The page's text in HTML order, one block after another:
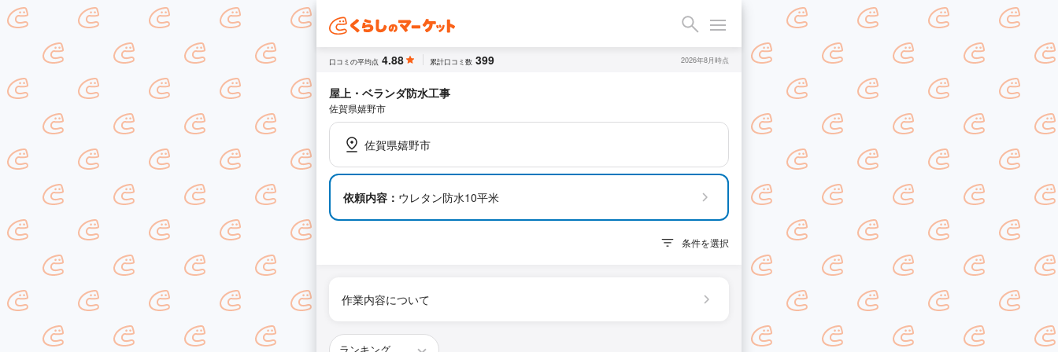
口コミの平均点 4.88 累計口コミ数 399 2026年8月時点
屋上・ベランダ防水工事
佐賀県嬉野市
佐賀県嬉野市
依頼内容： ウレタン防水10平米
条件を選択
作業内容について